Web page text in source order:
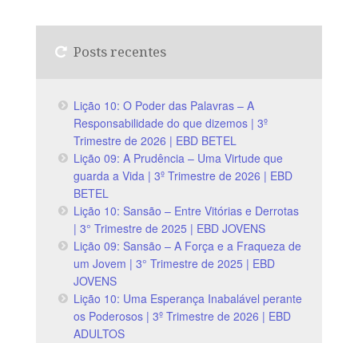
Posts recentes
Lição 10: O Poder das Palavras – A
Responsabilidade do que dizemos | 3º
Trimestre de 2026 | EBD BETEL
Lição 09: A Prudência – Uma Virtude que
guarda a Vida | 3º Trimestre de 2026 | EBD
BETEL
Lição 10: Sansão – Entre Vitórias e Derrotas
| 3° Trimestre de 2025 | EBD JOVENS
Lição 09: Sansão – A Força e a Fraqueza de
um Jovem | 3° Trimestre de 2025 | EBD
JOVENS
Lição 10: Uma Esperança Inabalável perante
os Poderosos | 3º Trimestre de 2026 | EBD
ADULTOS